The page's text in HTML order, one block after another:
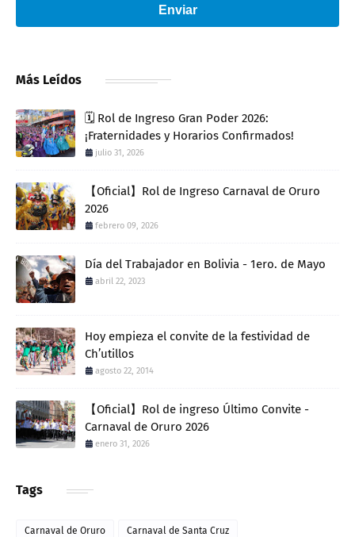
Enviar
Más Leídos
🗓️ Rol de Ingreso Gran Poder 2026:
¡Fraternidades y Horarios Confirmados!
julio 31, 2026
【Oficial】Rol de Ingreso Carnaval de Oruro
2026
febrero 09, 2026
Día del Trabajador en Bolivia - 1ero. de Mayo
abril 22, 2023
Hoy empieza el convite de la festividad de
Ch’utillos
agosto 22, 2014
【Oficial】Rol de ingreso Último Convite -
Carnaval de Oruro 2026
enero 31, 2026
Tags
Carnaval de Oruro Carnaval de Santa Cruz